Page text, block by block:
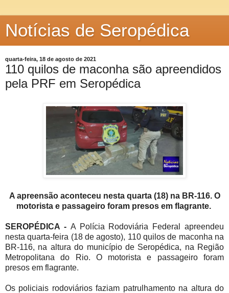
Notícias de Seropédica
quarta-feira, 18 de agosto de 2021
110 quilos de maconha são apreendidos
pela PRF em Seropédica
A apreensão aconteceu nesta quarta (18) na BR-116. O
motorista e passageiro foram presos em flagrante.
SEROPÉDICA - A Polícia Rodoviária Federal apreendeu
nesta quarta-feira (18 de agosto), 110 quilos de maconha na
BR-116, na altura do município de Seropédica, na Região
Metropolitana do Rio. O motorista e passageiro foram
presos em flagrante.
Os policiais rodoviários faziam patrulhamento na altura do